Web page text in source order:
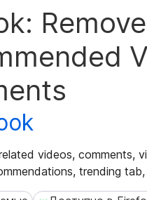
videos, comments,
trending